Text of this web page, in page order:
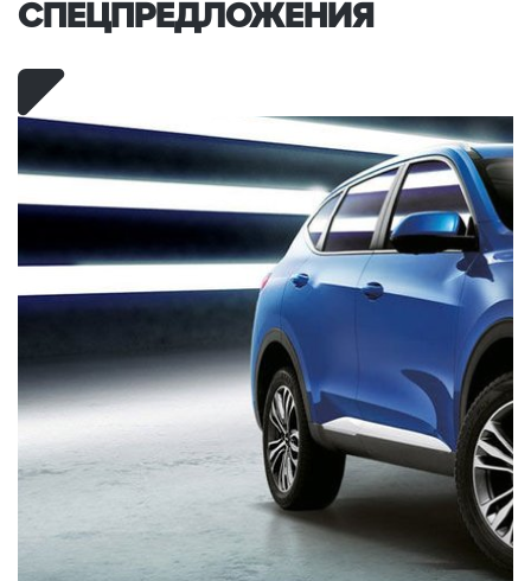
СПЕЦ­ПРЕДЛОЖЕНИЯ